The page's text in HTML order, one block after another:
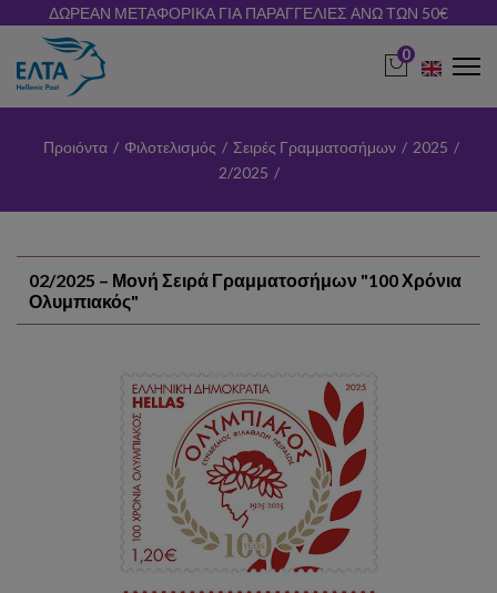
ΔΩΡΕΑΝ ΜΕΤΑΦΟΡΙΚΑ ΓΙΑ ΠΑΡΑΓΓΕΛΙΕΣ ΑΝΩ ΤΩΝ 50€
0
Προιόντα / Φιλοτελισμός / Σειρές Γραμματοσήμων / 2025 /
2/2025 /
02/2025 – Μονή Σειρά Γραμματοσήμων "100 Χρόνια
Ολυμπιακός"